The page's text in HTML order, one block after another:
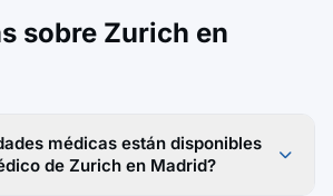
sobre Zurich en
médicas están disponibles
de Zurich en Madrid?